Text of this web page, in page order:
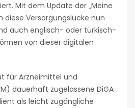
Mit dem Update der „Meine
diese Versorgungslücke nun
auch englisch- oder türkisch-
von dieser digitalen
für Arzneimittel und
dauerhaft zugelassene DiGA
als leicht zugängliche